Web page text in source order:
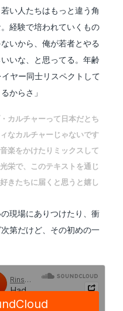
い人たちはもっと違う角
経験で培われていくもの
いから、俺が若者とやる
いな、と思ってる。年齢
ヤー同士リスペクトして
からさ」
カルチャーって日本だとち
なカルチャーじゃないです
楽をかけたりミックスして
栄で、このテキストを通じ
きたちに届くと思うと嬉し
現場にありつけたり、衝
第だけど、その初めの一